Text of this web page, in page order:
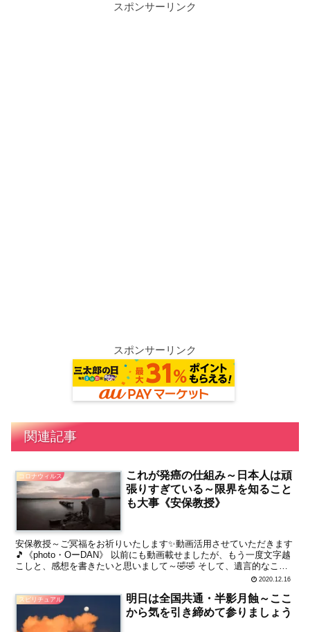
スポンサーリンク
スポンサーリンク
関連記事
コロナウィルス
これが発癌の仕組み～日本人は頑
張りすぎている～限界を知ること
も大事《安保教授》
安保教授～ご冥福をお祈りいたします✨動画活用させていただきます
🎵《photo・OーDAN》 以前にも動画載せましたが、もう一度文字越
こしと、感想を書きたいと思いまして～🤣🤣 そして、遺言的なこの
2020.12.16
スピリチュアル
明日は全国共通・半影月蝕～ここ
から気を引き締めて参りましょう